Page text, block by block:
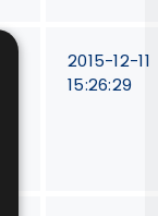
2015-12-11
15:26:29